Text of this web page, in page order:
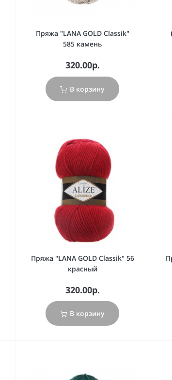
Пряжа "LANA GOLD Classik"
585 камень
320.00р.
В корзину
Пряжа "LANA GOLD Classik" 56
красный
320.00р.
В корзину